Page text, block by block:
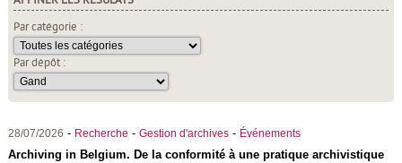
Par catégorie :
Par dépôt :
28/07/2026 - Recherche - Gestion d'archives- Événements
Archiving in Belgium. De la conformité à une pratique archivistique